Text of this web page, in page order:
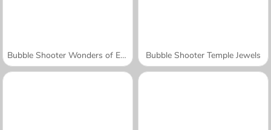
Bubble Shooter Wonders of Egypt Bubble Shooter Temple Jewels